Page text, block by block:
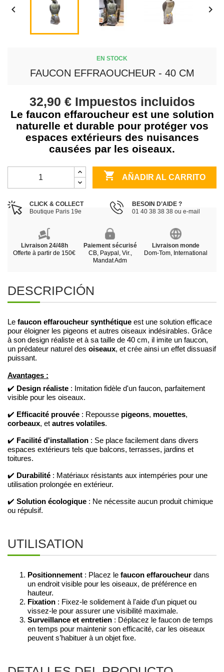
 
EN STOCK
FAUCON EFFRAOUCHEUR - 40 CM
32,90 € Impuestos incluidos
Le faucon effaroucheur est une solution
naturelle et durable pour protéger vos
espaces extérieurs des nuisances
causées par les oiseaux.
 AÑADIR AL CARRITO
CLICK & COLLECT
Boutique Paris 19e
BESOIN D’AIDE ?
01 40 38 38 38 ou e-mail
Livraison 24/48h
Offerte à partir de 150€
Paiement sécurisé
CB, Paypal, Vir.,
Mandat Adm
Livraison monde
Dom-Tom, International
DESCRIPCIÓN
Le faucon effaroucheur synthétique est une solution efficace
pour éloigner les pigeons et autres oiseaux indésirables. Grâce
à son design réaliste et à sa taille de 40 cm, il imite un faucon,
un prédateur naturel des oiseaux, et crée ainsi un effet dissuasif
puissant.
Avantages :
✔️ Design réaliste : Imitation fidèle d'un faucon, parfaitement
visible pour les oiseaux.
✔️ Efficacité prouvée : Repousse pigeons, mouettes,
corbeaux, et autres volatiles.
✔️ Facilité d'installation : Se place facilement dans divers
espaces extérieurs tels que balcons, terrasses, jardins et
toitures.
✔️ Durabilité : Matériaux résistants aux intempéries pour une
utilisation prolongée en extérieur.
✔️ Solution écologique : Ne nécessite aucun produit chimique
ou répulsif.
UTILISATION
Positionnement : Placez le faucon effaroucheur dans
un endroit visible pour les oiseaux, de préférence en
hauteur.
Fixation : Fixez-le solidement à l'aide d'un piquet ou
vissez-le pour assurer une visibilité maximale.
Surveillance et entretien : Déplacez le faucon de temps
en temps pour maintenir son efficacité, car les oiseaux
peuvent s’habituer à un objet fixe.